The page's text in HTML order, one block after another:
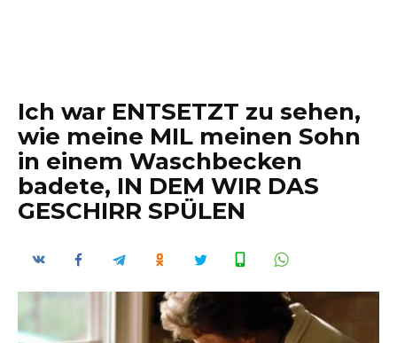
Ich war ENTSETZT zu sehen,
wie meine MIL meinen Sohn
in einem Waschbecken
badete, IN DEM WIR DAS
GESCHIRR SPÜLEN